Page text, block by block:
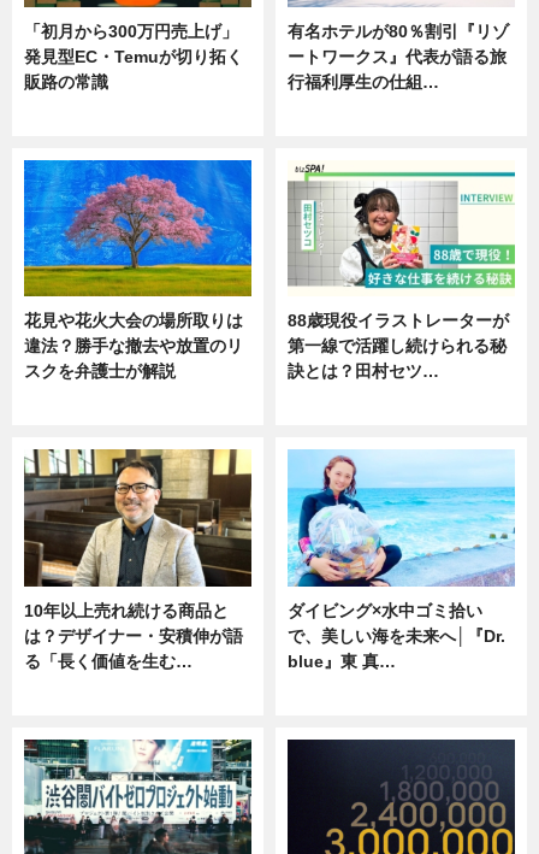
「初月から300万円売上げ」
発見型EC・Temuが切り拓く
販路の常識
有名ホテルが80％割引『リゾ
ートワークス』代表が語る旅
行福利厚生の仕組…
花見や花火大会の場所取りは
違法？勝手な撤去や放置のリ
スクを弁護士が解説
88歳現役イラストレーターが
第一線で活躍し続けられる秘
訣とは？田村セツ…
10年以上売れ続ける商品と
は？デザイナー・安積伸が語
る「長く価値を生む…
ダイビング×水中ゴミ拾い
で、美しい海を未来へ│『Dr.
blue』東 真…